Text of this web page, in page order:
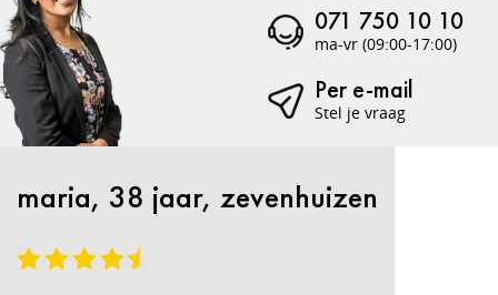
071 750 10 10
ma-vr (09:00-17:00)
Per e-mail
Stel je vraag
maria, 38 jaar, zevenhuizen